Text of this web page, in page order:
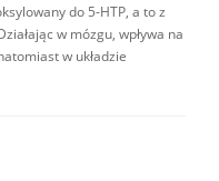
do 5-HTP, a to z
w mózgu, wpływa na
w układzie